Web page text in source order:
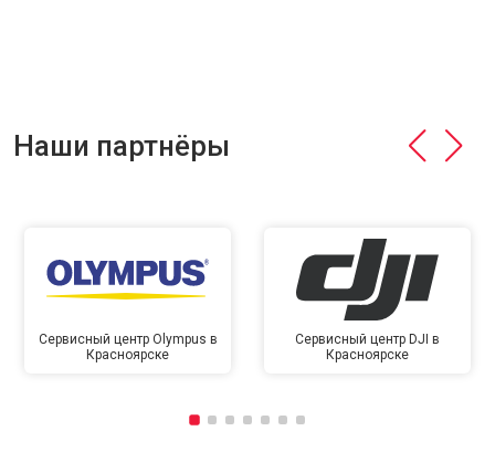
Наши партнёры
Сервисный центр Olympus в
Красноярске
Сервисный центр DJI в
Красноярске